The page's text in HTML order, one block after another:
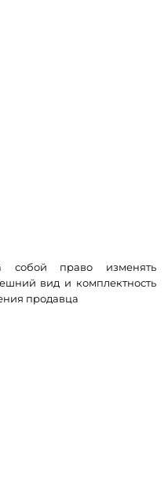
собой право изменять
вид и комплектность
продавца